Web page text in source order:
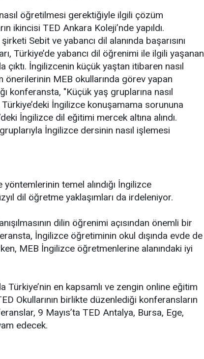
öğretilmesi gerektiğiyle ilgili çözüm
ikincisi TED Ankara Koleji’nde yapıldı.
Sebit ve yabancı dil alanında başarısını
Türkiye’de yabancı dil öğrenimi ile ilgili yaşanan
çıktı. İngilizcenin küçük yaştan itibaren nasıl
MEB okullarında görev yapan
konferansta, "Küçük yaş gruplarına nasıl
İngilizce konuşamama sorununa
İngilizce dil eğitimi mercek altına alındı.
İngilizce dersinin nasıl işlemesi
yöntemlerinin temel alındığı İngilizce
dil öğretme yaklaşımları da irdeleniyor.
dilin öğrenimi açısından önemli bir
İngilizce öğretiminin okul dışında evde de
MEB İngilizce öğretmenlerine alanındaki iyi
Türkiye’nin en kapsamlı ve zengin online eğitim
Okullarının birlikte düzenlediği konferansların
9 Mayıs’ta TED Antalya, Bursa, Ege,
edecek.